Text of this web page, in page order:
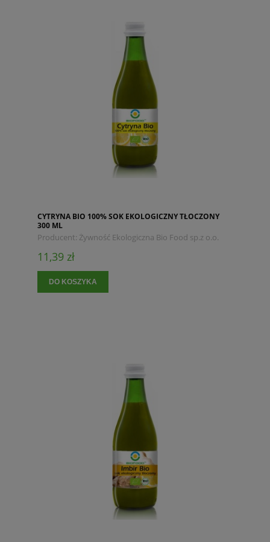
CYTRYNA BIO 100% SOK EKOLOGICZNY TŁOCZONY
300 ML
Producent: Żywność Ekologiczna Bio Food sp.z o.o.
11,39 zł
DO KOSZYKA